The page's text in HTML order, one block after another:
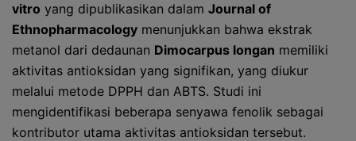
vitro yang dipublikasikan dalam Journal of
Ethnopharmacology menunjukkan bahwa ekstrak
metanol dari dedaunan Dimocarpus longan memiliki
aktivitas antioksidan yang signifikan, yang diukur
melalui metode DPPH dan ABTS. Studi ini
mengidentifikasi beberapa senyawa fenolik sebagai
kontributor utama aktivitas antioksidan tersebut.